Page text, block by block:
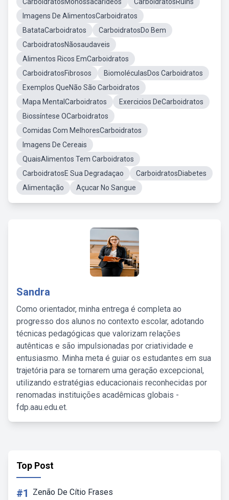
Imagens De AlimentosCarboidratos
BatataCarboidratos
CarboidratosDo Bem
CarboidratosNãosaudaveis
Alimentos Ricos EmCarboidratos
CarboidratosFibrosos
BiomoléculasDos Carboidratos
Exemplos QueNão São Carboidratos
Mapa MentalCarboidratos
Exercicios DeCarboidratos
Biossíntese OCarboidratos
Comidas Com MelhoresCarboidratos
Imagens De Cereais
QuaisAlimentos Tem Carboidratos
CarboidratosE Sua Degradaçao
CarboidratosDiabetes
Alimentação
Açucar No Sangue
Sandra
Como orientador, minha entrega é completa ao
progresso dos alunos no contexto escolar, adotando
técnicas pedagógicas que valorizam relações
autênticas e são impulsionadas por criatividade e
entusiasmo. Minha meta é guiar os estudantes em sua
trajetória para se tornarem uma geração excepcional,
utilizando estratégias educacionais reconhecidas por
renomadas instituições acadêmicas globais -
fdp.aau.edu.et.
Top Post
#1 Zenão De Cítio Frases